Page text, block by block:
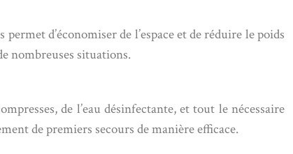
d’économiser de l’espace et de réduire le poids
nombreuses situations.
de l’eau désinfectante, et tout le nécessaire
de premiers secours de manière efficace.